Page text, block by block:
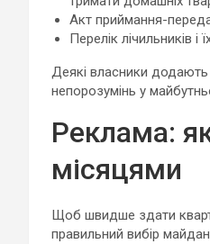
Акт приймання-
Перелік лічильників і
Деякі власники додають
непорозумінь у
Реклама:
місяцями
Щоб швидше здати
правильний вибір